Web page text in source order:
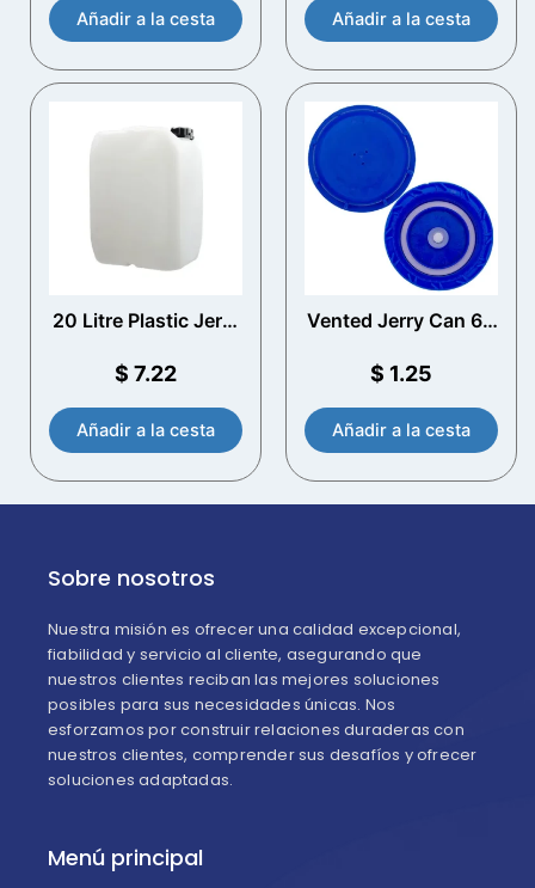
Añadir a la cesta Añadir a la cesta
20 Litre Plastic Jerry
$ 7.22
Añadir a la cesta
Vented Jerry Can 60
$ 1.25
Añadir a la cesta
Sobre nosotros
Nuestra misión es ofrecer una calidad excepcional,
fiabilidad y servicio al cliente, asegurando que
nuestros clientes reciban las mejores soluciones
posibles para sus necesidades únicas. Nos
esforzamos por construir relaciones duraderas con
nuestros clientes, comprender sus desafíos y ofrecer
soluciones adaptadas.
Menú principal